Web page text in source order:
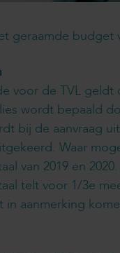
geraamde budget
voor de TVL geldt
wordt bepaald
bij de aanvraag
Waar
van 2019 en
telt voor 1/3e
in aanmerking